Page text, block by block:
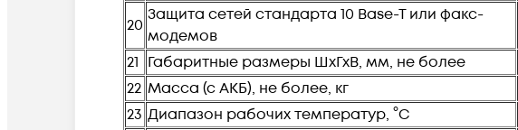
20
Защита сетей стандарта 10 Base-T или факс-
модемов
21 Габаритные размеры ШхГхВ, мм, не более
22 Масса (с АКБ), не более, кг
23 Диапазон рабочих температур, °С